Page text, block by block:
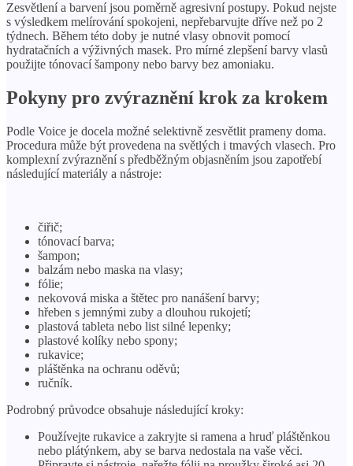
Zesvětlení a barvení jsou poměrně agresivní postupy. Pokud nejste
s výsledkem melírování spokojeni, nepřebarvujte dříve než po 2
týdnech. Během této doby je nutné vlasy obnovit pomocí
hydratačních a výživných masek. Pro mírné zlepšení barvy vlasů
použijte tónovací šampony nebo barvy bez amoniaku.
Pokyny pro zvýraznění krok za krokem
Podle Voice je docela možné selektivně zesvětlit prameny doma.
Procedura může být provedena na světlých i tmavých vlasech. Pro
komplexní zvýraznění s předběžným objasněním jsou zapotřebí
následující materiály a nástroje:
čiřič;
tónovací barva;
šampon;
balzám nebo maska ​​na vlasy;
fólie;
nekovová miska a štětec pro nanášení barvy;
hřeben s jemnými zuby a dlouhou rukojetí;
plastová tableta nebo list silné lepenky;
plastové kolíky nebo spony;
rukavice;
pláštěnka na ochranu oděvů;
ručník.
Podrobný průvodce obsahuje následující kroky:
Používejte rukavice a zakryjte si ramena a hruď pláštěnkou
nebo plátýnkem, aby se barva nedostala na vaše věci.